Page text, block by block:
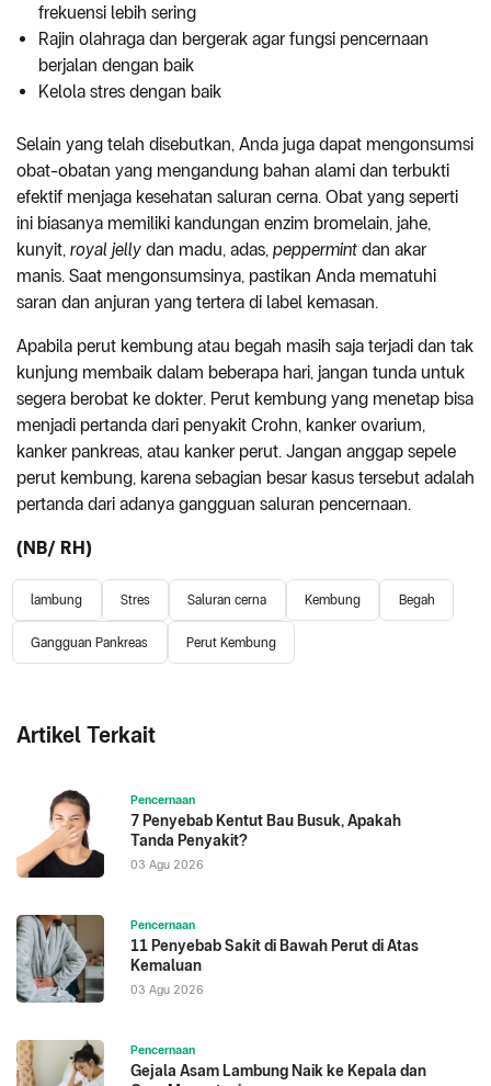
frekuensi lebih sering
Rajin olahraga dan bergerak agar fungsi pencernaan
berjalan dengan baik
Kelola stres dengan baik
Selain yang telah disebutkan, Anda juga dapat mengonsumsi
obat-obatan yang mengandung bahan alami dan terbukti
efektif menjaga kesehatan saluran cerna. Obat yang seperti
ini biasanya memiliki kandungan enzim bromelain, jahe,
kunyit, royal jelly dan madu, adas, peppermint dan akar
manis. Saat mengonsumsinya, pastikan Anda mematuhi
saran dan anjuran yang tertera di label kemasan.
Apabila perut kembung atau begah masih saja terjadi dan tak
kunjung membaik dalam beberapa hari, jangan tunda untuk
segera berobat ke dokter. Perut kembung yang menetap bisa
menjadi pertanda dari penyakit Crohn, kanker ovarium,
kanker pankreas, atau kanker perut. Jangan anggap sepele
perut kembung, karena sebagian besar kasus tersebut adalah
pertanda dari adanya gangguan saluran pencernaan.
(NB/ RH)
lambung Stres Saluran cerna Kembung Begah
Gangguan Pankreas Perut Kembung
Artikel Terkait
Pencernaan
7 Penyebab Kentut Bau Busuk, Apakah
Tanda Penyakit?
03 Agu 2026
Pencernaan
11 Penyebab Sakit di Bawah Perut di Atas
Kemaluan
03 Agu 2026
Pencernaan
Gejala Asam Lambung Naik ke Kepala dan